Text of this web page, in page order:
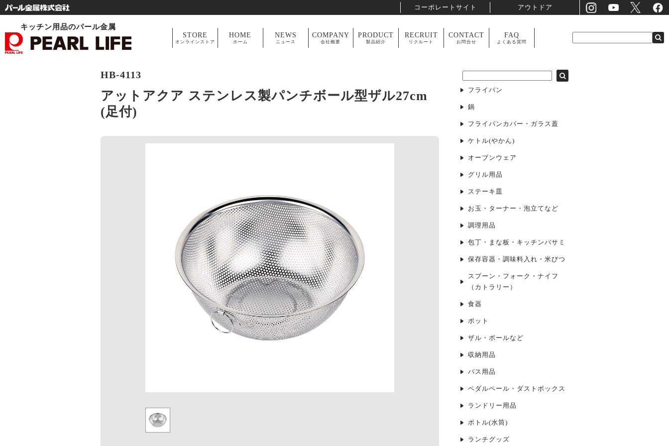
コーポレートサイト アウトドア
キッチン用品のパール金属
STORE
オンラインストア
HOME
ホーム
NEWS
ニュース
COMPANY
会社概要
PRODUCT
製品紹介
RECRUIT
リクルート
CONTACT
お問合せ
FAQ
よくある質問
HB-4113
アットアクア ステンレス製パンチボール型ザル27cm
(足付)
フライパン
鍋
フライパンカバー・ガラス蓋
ケトル(やかん)
オーブンウェア
グリル用品
ステーキ皿
お玉・ターナー・泡立てなど
調理用品
包丁・まな板・キッチンバサミ
保存容器・調味料入れ・米びつ
スプーン・フォーク・ナイフ
（カトラリー）
食器
ポット
ザル・ボールなど
収納用品
バス用品
ペダルペール・ダストボックス
ランドリー用品
ボトル(水筒)
ランチグッズ